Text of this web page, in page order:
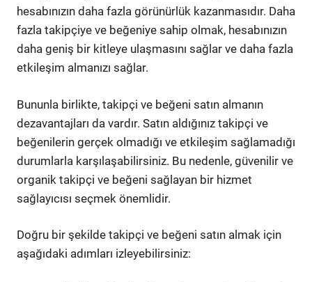
hesabınızın daha fazla görünürlük kazanmasıdır. Daha
fazla takipçiye ve beğeniye sahip olmak, hesabınızın
daha geniş bir kitleye ulaşmasını sağlar ve daha fazla
etkileşim almanızı sağlar.
Bununla birlikte, takipçi ve beğeni satın almanın
dezavantajları da vardır. Satın aldığınız takipçi ve
beğenilerin gerçek olmadığı ve etkileşim sağlamadığı
durumlarla karşılaşabilirsiniz. Bu nedenle, güvenilir ve
organik takipçi ve beğeni sağlayan bir hizmet
sağlayıcısı seçmek önemlidir.
Doğru bir şekilde takipçi ve beğeni satın almak için
aşağıdaki adımları izleyebilirsiniz: